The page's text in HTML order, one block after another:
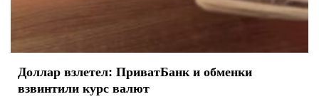
Доллар взлетел: ПриватБанк и обменки
взвинтили курс валют